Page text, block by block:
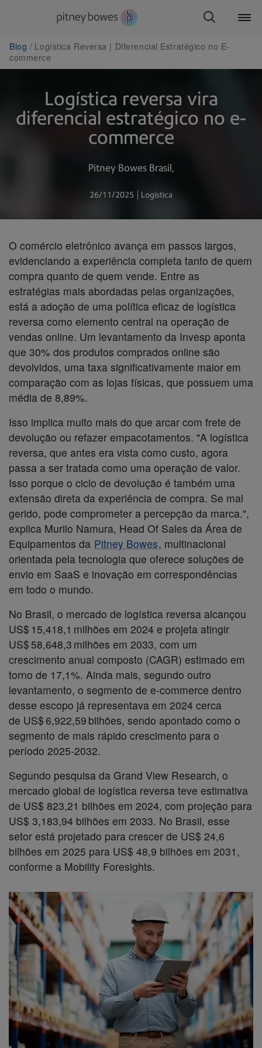
Blog
Logística Reversa | Diferencial Estratégico no E-
commerce
Logística reversa vira
diferencial estratégico no e-
commerce
Pitney Bowes Brasil
26/11/2025 Logística
O comércio eletrônico avança em passos largos,
evidenciando a experiência completa tanto de quem
compra quanto de quem vende. Entre as
estratégias mais abordadas pelas organizações,
está a adoção de uma política eficaz de logística
reversa como elemento central na operação de
vendas online. Um levantamento da Invesp aponta
que 30% dos produtos comprados online são
devolvidos, uma taxa significativamente maior em
comparação com as lojas físicas, que possuem uma
média de 8,89%.
Isso implica muito mais do que arcar com frete de
devolução ou refazer empacotamentos. "A logística
reversa, que antes era vista como custo, agora
passa a ser tratada como uma operação de valor.
Isso porque o ciclo de devolução é também uma
extensão direta da experiência de compra. Se mal
gerido, pode comprometer a percepção da marca.",
explica Murilo Namura, Head Of Sales da Área de
Equipamentos da Pitney Bowes, multinacional
orientada pela tecnologia que oferece soluções de
envio em SaaS e inovação em correspondências
em todo o mundo.
No Brasil, o mercado de logística reversa alcançou
US$ 15,418,1 milhões em 2024 e projeta atingir
US$ 58,648,3 milhões em 2033, com um
crescimento anual composto (CAGR) estimado em
torno de 17,1%. Ainda mais, segundo outro
levantamento, o segmento de e‑commerce dentro
desse escopo já representava em 2024 cerca
de US$ 6,922,59 bilhões, sendo apontado como o
segmento de mais rápido crescimento para o
período 2025‑2032.
Segundo pesquisa da Grand View Research, o
mercado global de logística reversa teve estimativa
de US$ 823,21 bilhões em 2024, com projeção para
US$ 3,183,94 bilhões em 2033. No Brasil, esse
setor está projetado para crescer de US$ 24,6
bilhões em 2025 para US$ 48,9 bilhões em 2031,
conforme a Mobility Foresights.